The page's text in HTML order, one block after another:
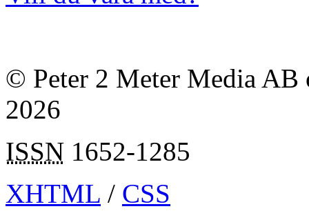
© Peter 2 Meter Media AB
2026
ISSN 1652-1285
XHTML / CSS